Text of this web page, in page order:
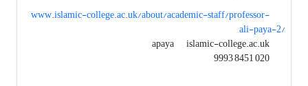
www.islamic-college.ac.uk/about/academic-staff/professor-
ali-paya-2/
apaya
islamic-college.ac.uk
020 8451 9993